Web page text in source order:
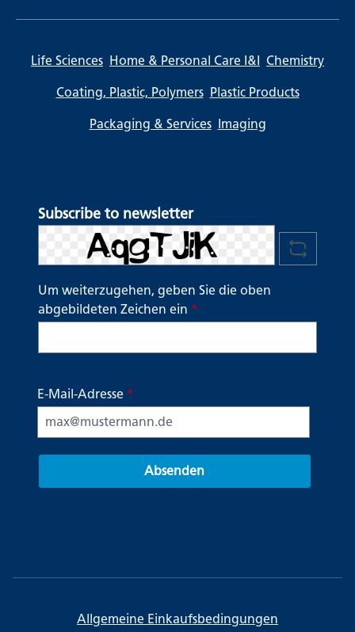
Life Sciences Home & Personal Care I&I Chemistry
Coating, Plastic, Polymers Plastic Products
Packaging & Services Imaging
Subscribe to newsletter
Um weiterzugehen, geben Sie die oben
abgebildeten Zeichen ein *
E-Mail-Adresse *
Absenden
Allgemeine Einkaufsbedingungen